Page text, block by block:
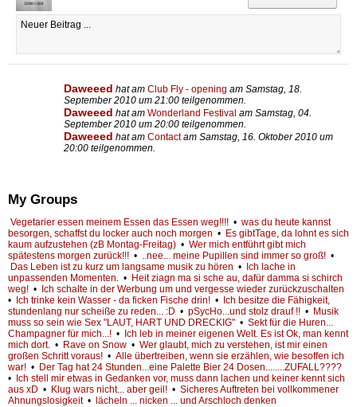
Daweeed hat am Club Fly - opening am Samstag, 18.
September 2010 um 21:00 teilgenommen.
Daweeed hat am Wonderland Festival am Samstag, 04.
September 2010 um 20:00 teilgenommen.
Daweeed hat am Contactam Samstag, 16. Oktober 2010 um
20:00 teilgenommen.
My Groups
Vegetarier essen meinem Essen das Essen weg!!!! • was du heute kannst
besorgen, schaffst du locker auch noch morgen • Es gibtTage, da lohnt es sich
kaum aufzustehen (zB Montag-Freitag) • Wer mich entführt gibt mich
spätestens morgen zurück!!! • ..nee... meine Pupillen sind immer so groß! •
Das Leben ist zu kurz um langsame musik zu hören •
Ich lache in
unpassenden Momenten. • Heit ziagn ma si sche au, dafür damma si schirch
weg! •
Ich schalte in der Werbung um und vergesse wieder zurückzuschalten
•
Ich trinke kein Wasser - da ficken Fische drin! •
Ich besitze die Fähigkeit,
stundenlang nur scheiße zu reden... :D • pSycHo...und stolz drauf !! • Musik
muss so sein wie Sex "LAUT, HART UND DRECKIG" • Sekt für die Huren...
Champagner für mich...! •
Ich leb in meiner eigenen Welt. Es ist Ok, man kennt
mich dort. • Rave on Snow • Wer glaubt, mich zu verstehen, ist mir einen
großen Schritt voraus! • Alle übertreiben, wenn sie erzählen, wie besoffen ich
war! • Der Tag hat 24 Stunden...eine Palette Bier 24 Dosen........ZUFALL????
•
Ich stell mir etwas in Gedanken vor, muss dann lachen und keiner kennt sich
aus xD • Klug wars nicht... aber geil! • Sicheres Auftreten bei vollkommener
Ahnungslosigkeit • lächeln ... nicken ... und Arschloch denken